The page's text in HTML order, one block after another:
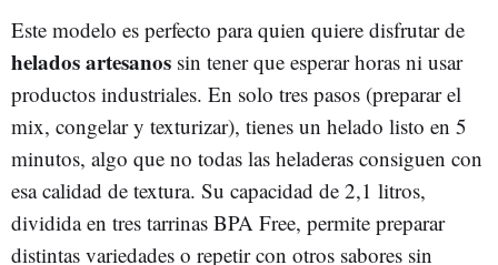
Este modelo es perfecto para quien quiere disfrutar de
helados artesanos sin tener que esperar horas ni usar
productos industriales. En solo tres pasos (preparar el
mix, congelar y texturizar), tienes un helado listo en 5
minutos, algo que no todas las heladeras consiguen con
esa calidad de textura. Su capacidad de 2,1 litros,
dividida en tres tarrinas BPA Free, permite preparar
distintas variedades o repetir con otros sabores sin